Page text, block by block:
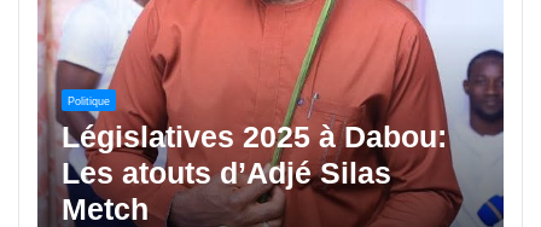
Politique
Législatives 2025 à Dabou:
Les atouts d’Adjé Silas
Metch